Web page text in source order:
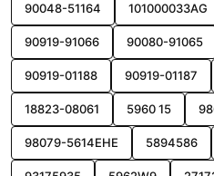
90048-51164 101000033AG
90919-91066 90080-91065
90919-01188 90919-01187
18823-08061 5960 15
98079-5614EHE 5894586